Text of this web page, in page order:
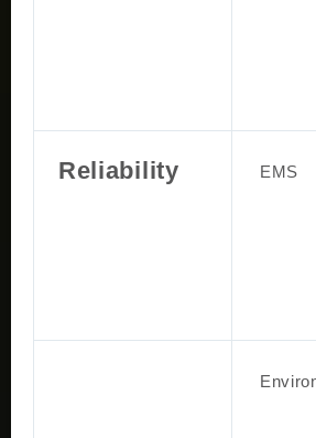
Reliability EMS